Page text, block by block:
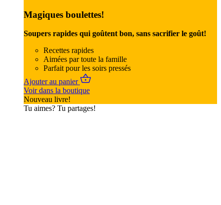
Magiques boulettes!
Soupers rapides qui goûtent bon, sans sacrifier le goût!
Recettes rapides
Aimées par toute la famille
Parfait pour les soirs pressés
Ajouter au panier
Voir dans la boutique
Nouveau livre!
Tu aimes? Tu partages!